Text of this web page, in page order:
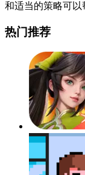
和适当的策略可以
热门推荐